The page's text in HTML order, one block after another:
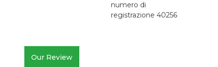
numero di
registrazione 40256
Our Review